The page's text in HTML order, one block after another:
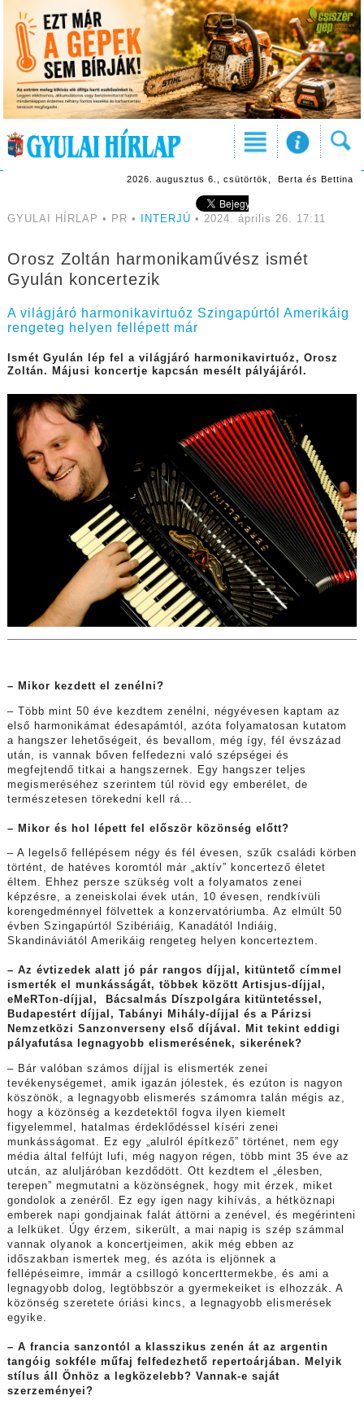
2026. augusztus 6., csütörtök, Berta és Bettina
GYULAI HÍRLAP • PR • INTERJÚ • 2024. április 26. 17:11
Orosz Zoltán harmonikaművész ismét
Gyulán koncertezik
A világjáró harmonikavirtuóz Szingapúrtól Amerikáig
rengeteg helyen fellépett már
Ismét Gyulán lép fel a világjáró harmonikavirtuóz, Orosz
Zoltán. Májusi koncertje kapcsán mesélt pályájáról.
– Mikor kezdett el zenélni?
– Több mint 50 éve kezdtem zenélni, négyévesen kaptam az
első harmonikámat édesapámtól, azóta folyamatosan kutatom
a hangszer lehetőségeit, és bevallom, még így, fél évszázad
után, is vannak bőven felfedezni való szépségei és
megfejtendő titkai a hangszernek. Egy hangszer teljes
megismeréséhez szerintem túl rövid egy emberélet, de
természetesen törekedni kell rá...
– Mikor és hol lépett fel először közönség előtt?
– A legelső fellépésem négy és fél évesen, szűk családi körben
történt, de hatéves koromtól már „aktív” koncertező életet
éltem. Ehhez persze szükség volt a folyamatos zenei
képzésre, a zeneiskolai évek után, 10 évesen, rendkívüli
korengedménnyel fölvettek a konzervatóriumba. Az elmúlt 50
évben Szingapúrtól Szibériáig, Kanadától Indiáig,
Skandináviától Amerikáig rengeteg helyen koncerteztem.
– Az évtizedek alatt jó pár rangos díjjal, kitüntető címmel
ismerték el munkásságát, többek között Artisjus-díjjal,
eMeRTon-díjjal, Bácsalmás Díszpolgára kitüntetéssel,
Budapestért díjjal, Tabányi Mihály-díjjal és a Párizsi
Nemzetközi Sanzonverseny első díjával. Mit tekint eddigi
pályafutása legnagyobb elismerésének, sikerének?
– Bár valóban számos díjjal is elismerték zenei
tevékenységemet, amik igazán jólestek, és ezúton is nagyon
köszönök, a legnagyobb elismerés számomra talán mégis az,
hogy a közönség a kezdetektől fogva ilyen kiemelt
figyelemmel, hatalmas érdeklődéssel kíséri zenei
munkásságomat. Ez egy „alulról építkező” történet, nem egy
média által felfújt lufi, még nagyon régen, több mint 35 éve az
utcán, az aluljáróban kezdődött. Ott kezdtem el „élesben,
terepen” megmutatni a közönségnek, hogy mit érzek, miket
gondolok a zenéről. Ez egy igen nagy kihívás, a hétköznapi
emberek napi gondjainak falát áttörni a zenével, és megérinteni
a lelküket. Úgy érzem, sikerült, a mai napig is szép számmal
vannak olyanok a koncertjeimen, akik még ebben az
időszakban ismertek meg, és azóta is eljönnek a
fellépéseimre, immár a csillogó koncerttermekbe, és ami a
legnagyobb dolog, legtöbbször a gyermekeiket is elhozzák. A
közönség szeretete óriási kincs, a legnagyobb elismerések
egyike.
– A francia sanzontól a klasszikus zenén át az argentin
tangóig sokféle műfaj felfedezhető repertoárjában. Melyik
stílus áll Önhöz a legközelebb? Vannak-e saját
szerzeményei?